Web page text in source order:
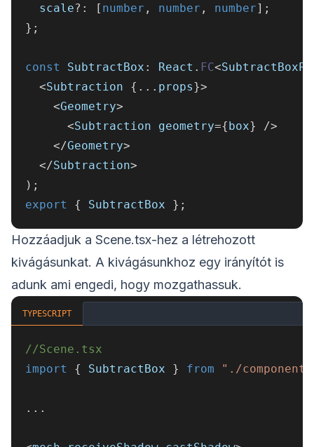
  scale
? : [ number , number , number] ;
} ;
const SubtractBox : React . FC<
<Subtraction { ... props}>
<Geometry>
<Subtraction geometry={box} />
</Geometry>
</Subtraction>
) ;
export
{ SubtractBox } ;
Hozzáadjuk a Scene.tsx-hez a létrehozott
kivágásunkat. A kivágásunkhoz egy irányítót is
adunk ami engedi, hogy mozgathassuk.
TYPESCRIPT
//Scene.tsx
import
{ SubtractBox } from "./
...